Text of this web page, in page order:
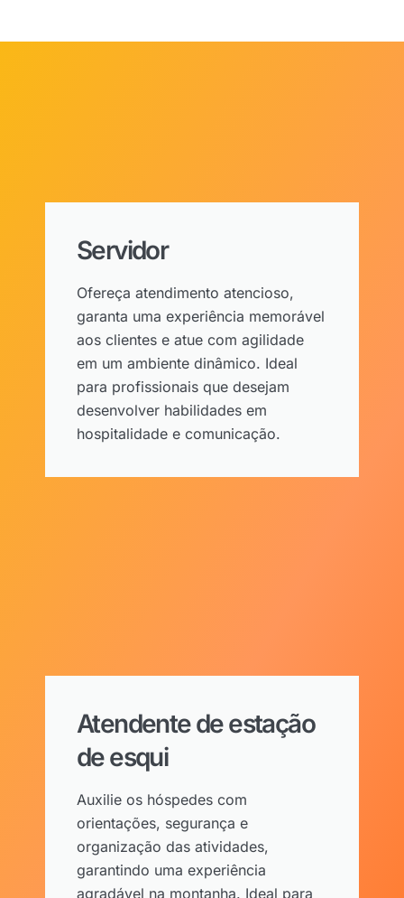
Servidor
Ofereça atendimento atencioso,
garanta uma experiência memorável
aos clientes e atue com agilidade
em um ambiente dinâmico. Ideal
para profissionais que desejam
desenvolver habilidades em
hospitalidade e comunicação.
Atendente de estação
de esqui
Auxilie os hóspedes com
orientações, segurança e
organização das atividades,
garantindo uma experiência
agradável na montanha. Ideal para